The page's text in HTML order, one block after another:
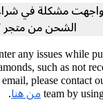
مشكلة في شراء
الشحن من متجر
any issues
Diamonds, such as
email, please
team من هنا.